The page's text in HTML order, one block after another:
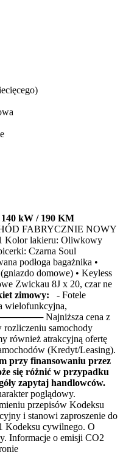
kW / 190 KM
FABRYCZNIE NOWY
Kolor lakieru: Oliwkowy
Czarna Soul
podłoga bagażnika •
domowe) • Keyless
Zwickau 8J x 20, czar ne
zimowy: - Fotele
wielofunkcyjna,
Najniższa cena z
samochody
również atrakcyjną ofertę
(Kredyt/Leasing).
przy finansowaniu przez
się różnić w przypadku
zapytaj handlowców.
poglądowy.
przepisów Kodeksu
i stanowi zaproszenie do
Kodeksu cywilnego. O
Informacje o emisji CO2